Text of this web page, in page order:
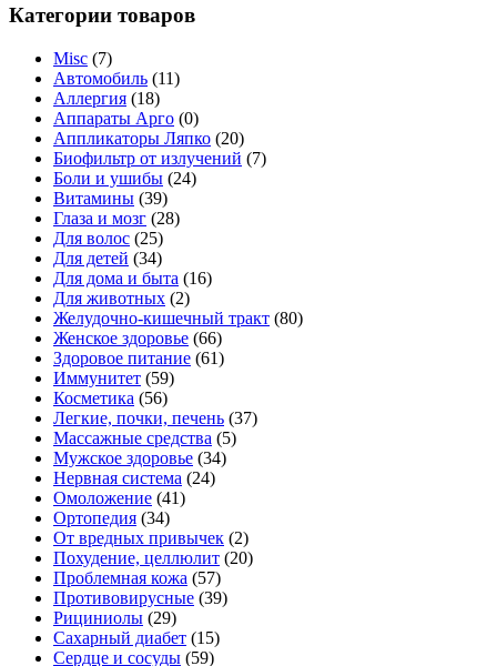
Категории товаров
Misc (7)
Автомобиль (11)
Аллергия (18)
Аппараты Арго (0)
Аппликаторы Ляпко (20)
Биофильтр от излучений (7)
Боли и ушибы (24)
Витамины (39)
Глаза и мозг (28)
Для волос (25)
Для детей (34)
Для дома и быта (16)
Для животных (2)
Желудочно-кишечный тракт (80)
Женское здоровье (66)
Здоровое питание (61)
Иммунитет (59)
Косметика (56)
Легкие, почки, печень (37)
Массажные средства (5)
Мужское здоровье (34)
Нервная система (24)
Омоложение (41)
Ортопедия (34)
От вредных привычек (2)
Похудение, целлюлит (20)
Проблемная кожа (57)
Противовирусные (39)
Рициниолы (29)
Сахарный диабет (15)
Сердце и сосуды (59)